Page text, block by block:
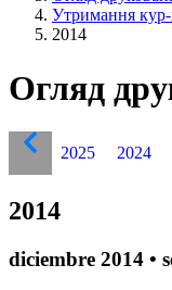
Утримання
2014
Огляд
2025 2024
2014
diciembre 2014 •